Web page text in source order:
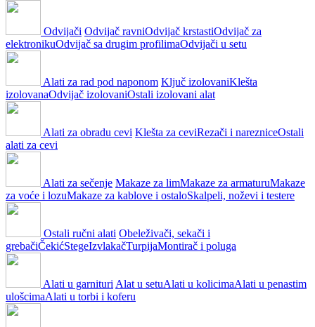
Odvijači Odvijač ravniOdvijač krstastiOdvijač za
elektronikuOdvijač sa drugim profilimaOdvijači u setu
Alati za rad pod naponom Ključ izolovaniKlešta
izolovanaOdvijač izolovaniOstali izolovani alat
Alati za obradu cevi Klešta za ceviRezači i narezniceOstali
alati za cevi
Alati za sečenje Makaze za limMakaze za armaturuMakaze
za voće i lozuMakaze za kablove i ostaloSkalpeli, noževi i testere
Ostali ručni alati Obeleživači, sekači i
grebačiČekićStegeIzvlakačTurpijaMontirač i poluga
Alati u garnituri Alat u setuAlati u kolicimaAlati u penastim
ulošcimaAlati u torbi i koferu